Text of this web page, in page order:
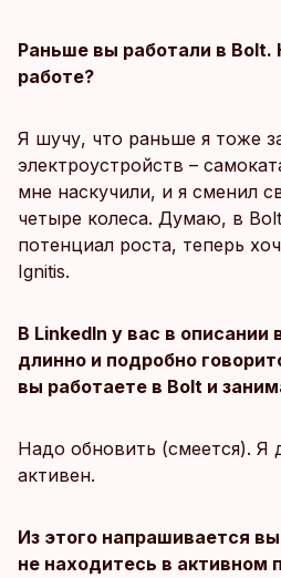
Раньше вы работали в Bolt.
работе?
Я шучу, что раньше я тоже
электроустройств –
мне наскучили, и я сменил
четыре колеса. Думаю, в
потенциал роста, теперь
Ignitis.
В LinkedIn у вас в описании
длинно и подробно
вы работаете в Bolt и
Надо обновить (смеется). Я
активен.
Из этого напрашивается
не находитесь в активном